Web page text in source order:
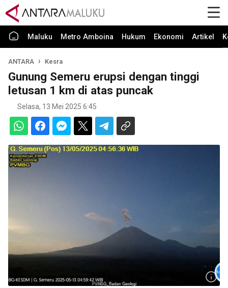
Maluku Metro Amboina Hukum Ekonomi Artikel
ANTARA Kesra
Gunung Semeru erupsi dengan tinggi
letusan 1 km di atas puncak
Selasa, 13 Mei 2025 6:45